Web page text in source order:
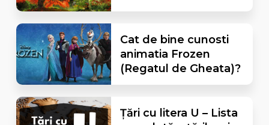
Cat de bine cunosti
animatia Frozen
(Regatul de Gheata)?
Țări cu litera U – Lista